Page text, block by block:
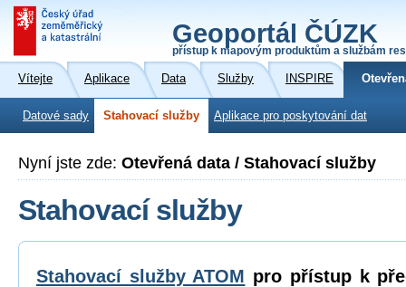
Geoportál ČÚZK
přístup k mapovým produktům a službám
Vítejte Aplikace Data Služby INSPIRE
Datové sady Stahovací služby Aplikace pro poskytování dat
Nyní jste zde: Otevřená data / Stahovací služby
Stahovací služby
Stahovací služby ATOM pro přístup k